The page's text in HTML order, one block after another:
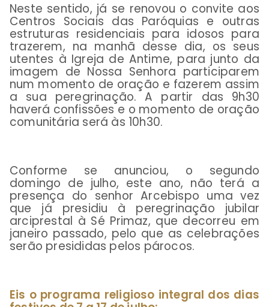
Neste sentido, já se renovou o convite aos
Centros Sociais das Paróquias e outras
estruturas residenciais para idosos para
trazerem, na manhã desse dia, os seus
utentes à Igreja de Antime, para junto da
imagem de Nossa Senhora participarem
num momento de oração e fazerem assim
a sua peregrinação. A partir das 9h30
haverá confissões e o momento de oração
comunitária será às 10h30.
Conforme se anunciou, o segundo
domingo de julho, este ano, não terá a
presença do senhor Arcebispo uma vez
que já presidiu à peregrinação jubilar
arciprestal à Sé Primaz, que decorreu em
janeiro passado, pelo que as celebrações
serão presididas pelos párocos.
Eis o programa religioso integral dos dias